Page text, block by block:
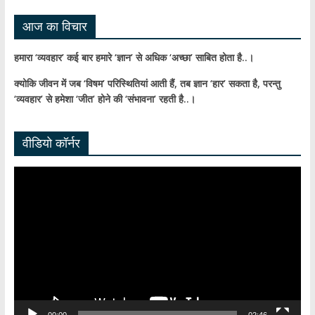
आज का विचार
हमारा ‘व्यवहार’ कई बार हमारे ‘ज्ञान’ से अधिक ‘अच्छा’ साबित होता है..।
क्योकि जीवन में जब ‘विषम’ परिस्थितियां आती हैं,तब ज्ञान ‘हार’ सकता है,परन्तु
‘व्यवहार’ से हमेशा ‘जीत’ होने की ‘संभावना’ रहती है..।
वीडियो कॉर्नर